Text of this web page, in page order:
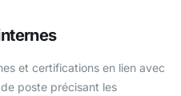
et certifications en lien avec
poste précisant les